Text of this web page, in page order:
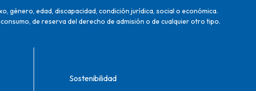
género, edad, discapacidad, condición jurídica, social o económica.
de reserva del derecho de admisión o de cualquier otro tipo.
Sostenibilidad